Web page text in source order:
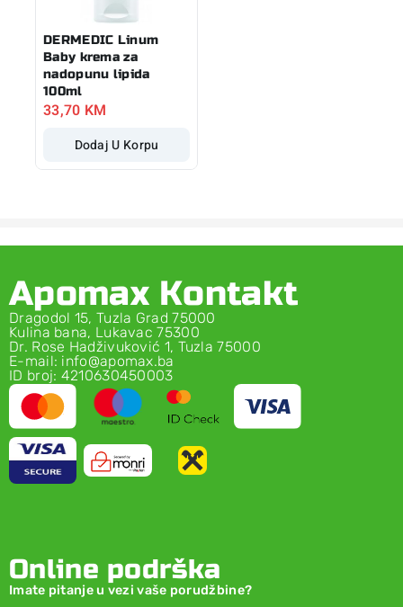
DERMEDIC Linum
Baby krema za
nadopunu lipida
100ml
33,70 KM
Dodaj U Korpu
Apomax Kontakt
Dragodol 15, Tuzla Grad 75000
Kulina bana, Lukavac 75300
Dr. Rose Hadživuković 1, Tuzla 75000
E-mail: info@apomax.ba
ID broj: 4210630450003
Online podrška
Imate pitanje u vezi vaše porudžbine?